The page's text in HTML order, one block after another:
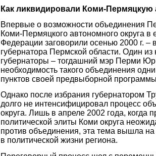
Как ликвидировали Коми-
Впервые о возможности объединения
Коми-Пермяцкого автономного округа в
Федерации заговорили осенью 2000 г.
губернатора Пермской области. Один из
губернаторы – тогдашний мэр Перми
необходимость такого объединения
пунктов своей предвыборной
Однако после избрания губернатором
долго не интенсифицировал процесс
округа. Лишь в апреле 2002 года, когда
политической элиты Коми округа
против объединения, эта тема вышла
в политической жизни региона.